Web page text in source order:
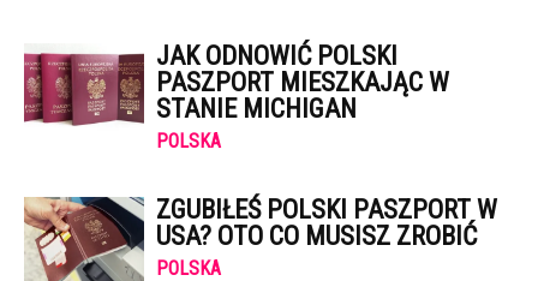
JAK ODNOWIĆ POLSKI
PASZPORT MIESZKAJĄC W
STANIE MICHIGAN
POLSKA
ZGUBIŁEŚ POLSKI PASZPORT W
USA? OTO CO MUSISZ ZROBIĆ
POLSKA